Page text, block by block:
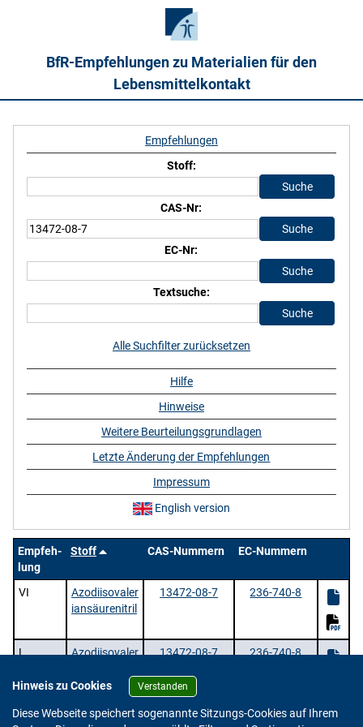
BfR-Empfehlungen zu Materialien für den
Lebensmittelkontakt
Empfeh-
lung
Stoff CAS-Nummern EC-Nummern
VI
Azodiisovaler
iansäurenitril
13472-08-7 236-740-8
L
Azodiisovaler
13472-08-7 236-740-8
2 Stoffe | / 1 | Zeige pro Seite.
Empfehlungen
Stoff:
CAS-Nr:
EC-Nr:
Textsuche:
Alle Suchfilter zurücksetzen
Hilfe
Hinweise
Weitere Beurteilungsgrundlagen
Letzte Änderung der Empfehlungen
Impressum
English version
Hinweis zu Cookies Verstanden
Diese Webseite speichert sogenannte Sitzungs-Cookies auf Ihrem